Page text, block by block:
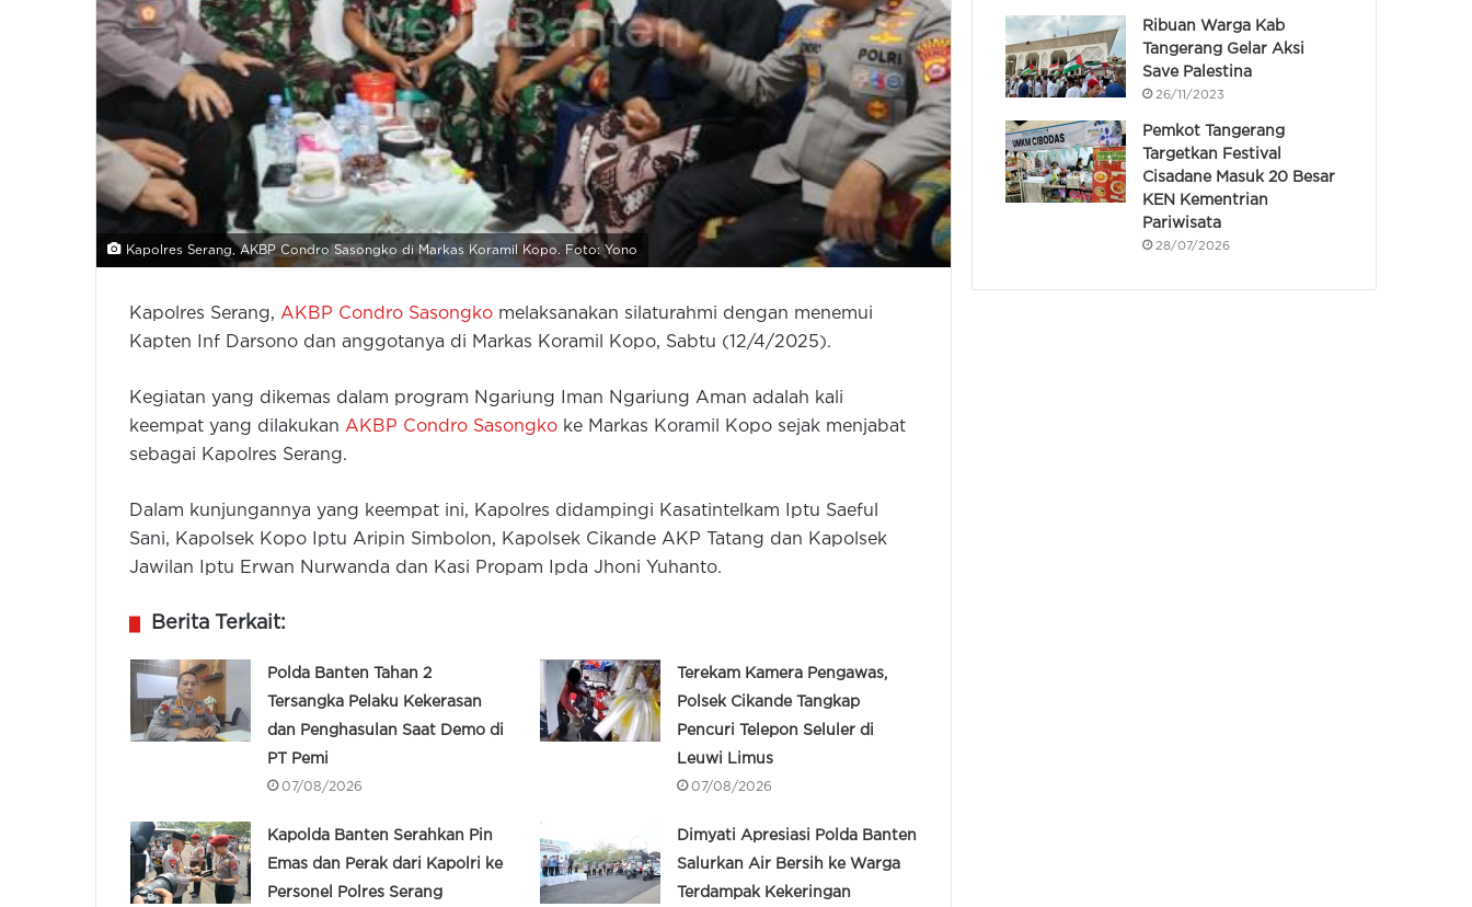
Kapolres Serang, AKBP Condro Sasongko di Markas Koramil Kopo. Foto: Yono
Kapolres Serang, AKBP Condro Sasongko melaksanakan silaturahmi dengan menemui
Kapten Inf Darsono dan anggotanya di Markas Koramil Kopo, Sabtu (12/4/2025).
Kegiatan yang dikemas dalam program Ngariung Iman Ngariung Aman adalah kali
keempat yang dilakukan AKBP Condro Sasongko ke Markas Koramil Kopo sejak menjabat
sebagai Kapolres Serang.
Dalam kunjungannya yang keempat ini, Kapolres didampingi Kasatintelkam Iptu Saeful
Sani, Kapolsek Kopo Iptu Aripin Simbolon, Kapolsek Cikande AKP Tatang dan Kapolsek
Jawilan Iptu Erwan Nurwanda dan Kasi Propam Ipda Jhoni Yuhanto.
Berita Terkait:
Polda Banten Tahan 2
Tersangka Pelaku Kekerasan
dan Penghasulan Saat Demo di
PT Pemi
07/08/2026
Terekam Kamera Pengawas,
Polsek Cikande Tangkap
Pencuri Telepon Seluler di
Leuwi Limus
07/08/2026
Kapolda Banten Serahkan Pin
Emas dan Perak dari Kapolri ke
Personel Polres Serang
Dimyati Apresiasi Polda Banten
Salurkan Air Bersih ke Warga
Terdampak Kekeringan
Ribuan Warga Kab
Tangerang Gelar Aksi
Save Palestina
26/11/2023
Pemkot Tangerang
Targetkan Festival
Cisadane Masuk 20 Besar
KEN Kementrian
Pariwisata
28/07/2026